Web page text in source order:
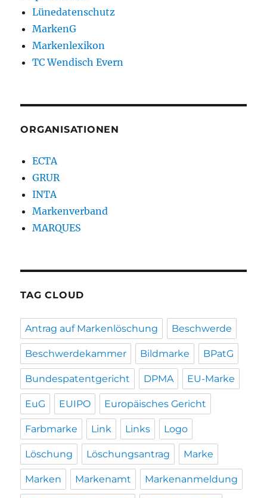
Lünedatenschutz
MarkenG
Markenlexikon
TC Wendisch Evern
ORGANISATIONEN
ECTA
GRUR
INTA
Markenverband
MARQUES
TAG CLOUD
Antrag auf Markenlöschung Beschwerde
Beschwerdekammer Bildmarke BPatG
Bundespatentgericht DPMA EU-Marke
EuG EUIPO Europäisches Gericht
Farbmarke Link Links Logo
Löschung Löschungsantrag Marke
Marken Markenamt Markenanmeldung